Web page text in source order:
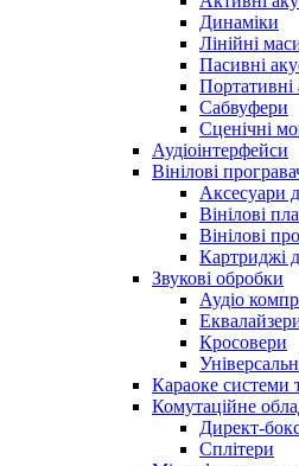
Динаміки
Лінійні
Пасивні
Портативні
Сабвуфери
Сценічні
Аудіоінтерфейси
Вінілові
Аксесуари
Вінілові
Вінілові
Картриджі
Звукові обробки
Аудіо
Кросовери
Караоке системи
Комутаційне
Директ-
Сплітери